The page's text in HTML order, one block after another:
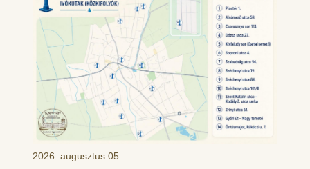
2026. augusztus 05.